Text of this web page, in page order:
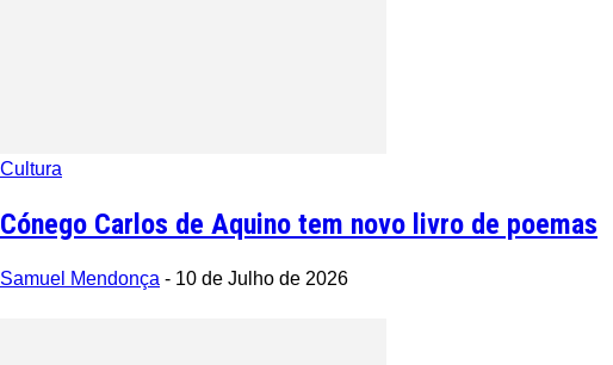
Cultura
Cónego Carlos de Aquino tem novo livro de poemas
Samuel Mendonça - 10 de Julho de 2026